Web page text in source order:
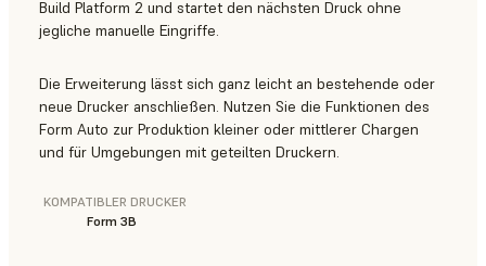
Build Platform 2 und startet den nächsten Druck ohne
jegliche manuelle Eingriffe.
Die Erweiterung lässt sich ganz leicht an bestehende oder
neue Drucker anschließen. Nutzen Sie die Funktionen des
Form Auto zur Produktion kleiner oder mittlerer Chargen
und für Umgebungen mit geteilten Druckern.
KOMPATIBLER DRUCKER
Form 3B